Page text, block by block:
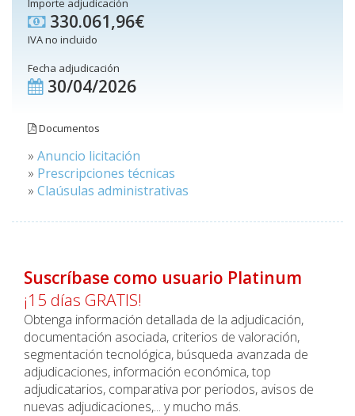
Importe adjudicación
330.061,96€
IVA no incluido
Fecha adjudicación
30/04/2026
Documentos
» Anuncio licitación
» Prescripciones técnicas
» Claúsulas administrativas
Suscríbase como usuario Platinum
¡15 días GRATIS!
Obtenga información detallada de la adjudicación,
documentación asociada, criterios de valoración,
segmentación tecnológica, búsqueda avanzada de
adjudicaciones, información económica, top
adjudicatarios, comparativa por periodos, avisos de
nuevas adjudicaciones,... y mucho más.